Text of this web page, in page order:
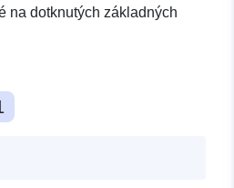
na dotknutých základných